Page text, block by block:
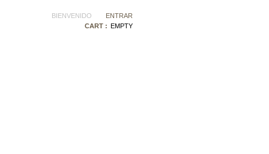
BIENVENIDO
ENTRAR
CART :
EMPTY